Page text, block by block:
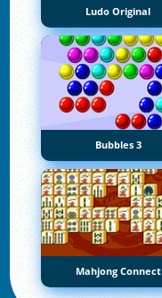
Ludo Original
Bubbles 3
Mahjong Connect